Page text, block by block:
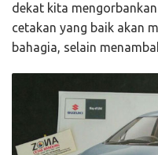
dekat kita
cetakan yang baik akan
bahagia, selain